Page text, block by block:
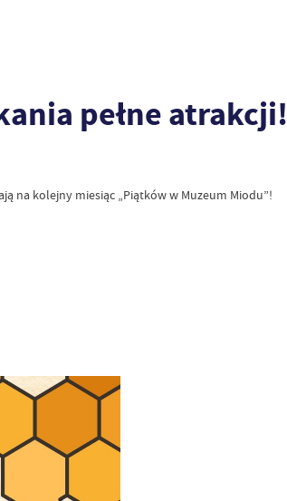
pełne atrakcji!
na kolejny miesiąc „Piątków w Muzeum Miodu”!